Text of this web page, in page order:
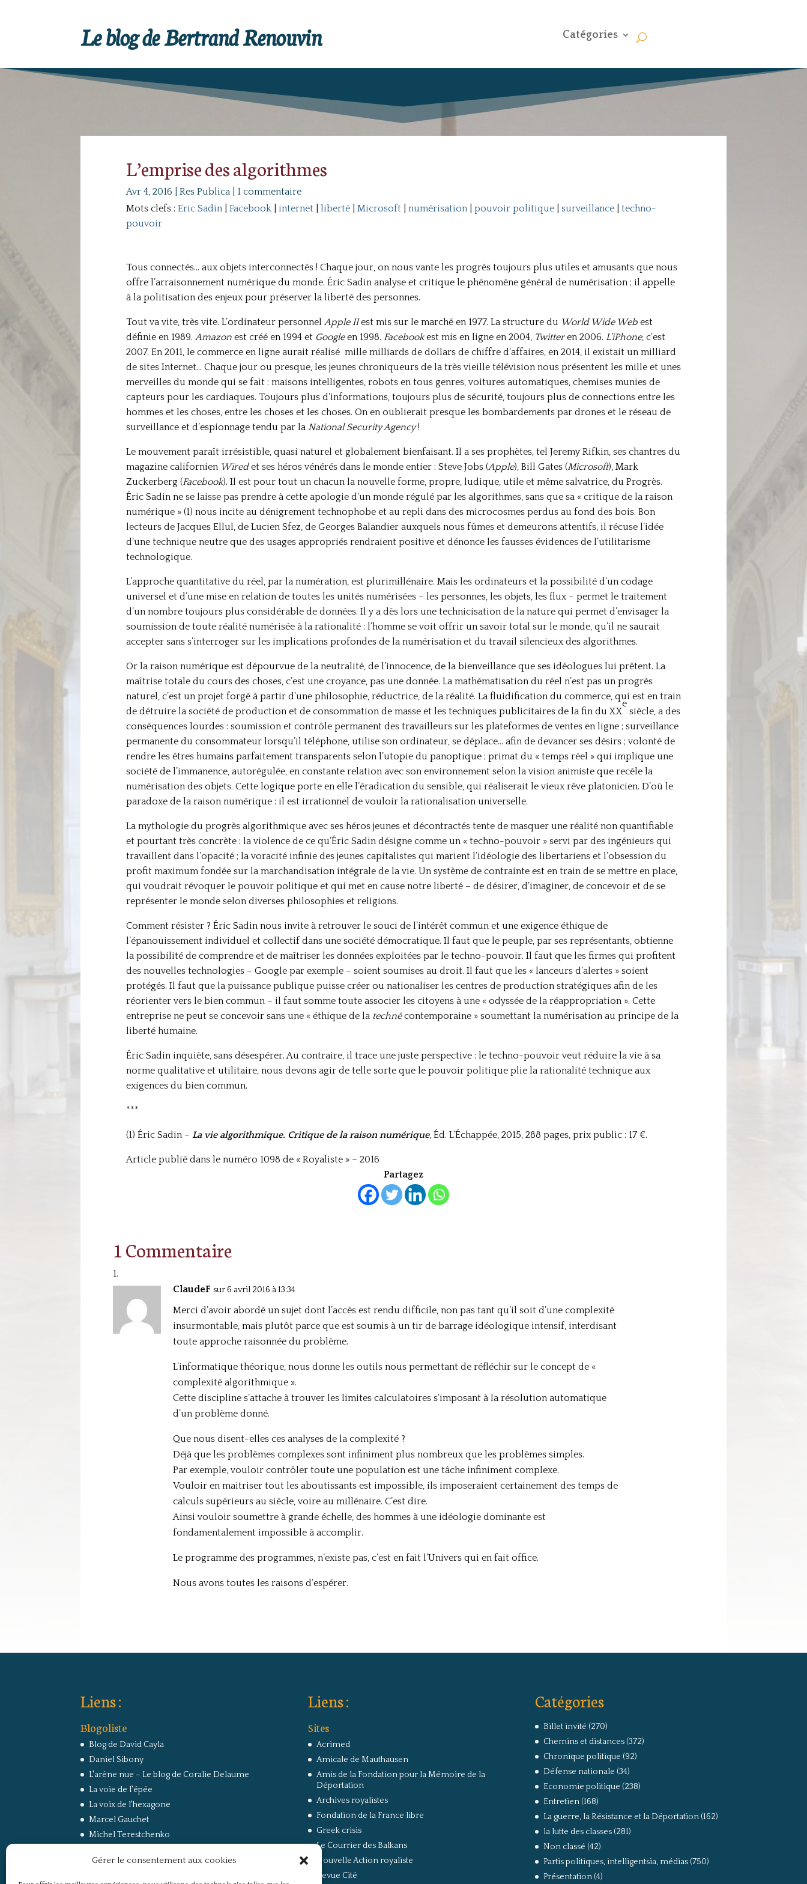
Gérer le consentement aux cookies
Le blog de Bertrand Renouvin Catégories
L’emprise des algorithmes
Avr 4, 2016 Res Publica| 1 commentaire
Mots clefs : Eric Sadin| Facebook| internet| liberté| Microsoft| numérisation| pouvoir politique| surveillance| techno-
pouvoir
Tous connectés… aux objets interconnectés ! Chaque jour, on nous vante les progrès toujours plus utiles et amusants que nous
offre l’arraisonnement numérique du monde. Éric Sadin analyse et critique le phénomène général de numérisation ; il appelle
à la politisation des enjeux pour préserver la liberté des personnes.
Tout va vite, très vite. L’ordinateur personnel Apple IIest mis sur le marché en 1977. La structure du World Wide Webest
définie en 1989. Amazonest créé en 1994 et Googleen 1998. Facebookest mis en ligne en 2004, Twitteren 2006. L’iPhone, c’est
2007. En 2011, le commerce en ligne aurait réalisé mille milliards de dollars de chiffre d’affaires, en 2014, il existait un milliard
de sites Internet… Chaque jour ou presque, les jeunes chroniqueurs de la très vieille télévision nous présentent les mille et unes
merveilles du monde qui se fait : maisons intelligentes, robots en tous genres, voitures automatiques, chemises munies de
capteurs pour les cardiaques. Toujours plus d’informations, toujours plus de sécurité, toujours plus de connections entre les
hommes et les choses, entre les choses et les choses. On en oublierait presque les bombardements par drones et le réseau de
surveillance et d’espionnage tendu par la National Security Agency!
Le mouvement paraît irrésistible, quasi naturel et globalement bienfaisant. Il a ses prophètes, tel Jeremy Rifkin, ses chantres du
magazine californien Wiredet ses héros vénérés dans le monde entier : Steve Jobs (Apple), Bill Gates (Microsoft), Mark
Zuckerberg (Facebook). Il est pour tout un chacun la nouvelle forme, propre, ludique, utile et même salvatrice, du Progrès.
Éric Sadin ne se laisse pas prendre à cette apologie d’un monde régulé par les algorithmes, sans que sa « critique de la raison
numérique » (1) nous incite au dénigrement technophobe et au repli dans des microcosmes perdus au fond des bois. Bon
lecteurs de Jacques Ellul, de Lucien Sfez, de Georges Balandier auxquels nous fûmes et demeurons attentifs, il récuse l’idée
d’une technique neutre que des usages appropriés rendraient positive et dénonce les fausses évidences de l’utilitarisme
technologique.
L’approche quantitative du réel, par la numération, est plurimillénaire. Mais les ordinateurs et la possibilité d’un codage
universel et d’une mise en relation de toutes les unités numérisées – les personnes, les objets, les flux – permet le traitement
d’un nombre toujours plus considérable de données. Il y a dès lors une technicisation de la nature qui permet d’envisager la
soumission de toute réalité numérisée à la rationalité : l’homme se voit offrir un savoir total sur le monde, qu’il ne saurait
accepter sans s’interroger sur les implications profondes de la numérisation et du travail silencieux des algorithmes.
Or la raison numérique est dépourvue de la neutralité, de l’innocence, de la bienveillance que ses idéologues lui prêtent. La
maîtrise totale du cours des choses, c’est une croyance, pas une donnée. La mathématisation du réel n’est pas un progrès
naturel, c’est un projet forgé à partir d’une philosophie, réductrice, de la réalité. La fluidification du commerce, qui est en train
de détruire la société de production et de consommation de masse et les techniques publicitaires de la fin du XX
e
siècle, a des
conséquences lourdes : soumission et contrôle permanent des travailleurs sur les plateformes de ventes en ligne ; surveillance
permanente du consommateur lorsqu’il téléphone, utilise son ordinateur, se déplace… afin de devancer ses désirs ; volonté de
rendre les êtres humains parfaitement transparents selon l’utopie du panoptique ; primat du « temps réel » qui implique une
société de l’immanence, autorégulée, en constante relation avec son environnement selon la vision animiste que recèle la
numérisation des objets. Cette logique porte en elle l’éradication du sensible, qui réaliserait le vieux rêve platonicien. D’où le
paradoxe de la raison numérique : il est irrationnel de vouloir la rationalisation universelle.
La mythologie du progrès algorithmique avec ses héros jeunes et décontractés tente de masquer une réalité non quantifiable
et pourtant très concrète : la violence de ce qu’Éric Sadin désigne comme un « techno-pouvoir » servi par des ingénieurs qui
travaillent dans l’opacité ; la voracité infinie des jeunes capitalistes qui marient l’idéologie des libertariens et l’obsession du
profit maximum fondée sur la marchandisation intégrale de la vie. Un système de contrainte est en train de se mettre en place,
qui voudrait révoquer le pouvoir politique et qui met en cause notre liberté – de désirer, d’imaginer, de concevoir et de se
représenter le monde selon diverses philosophies et religions.
Comment résister ? Éric Sadin nous invite à retrouver le souci de l’intérêt commun et une exigence éthique de
l’épanouissement individuel et collectif dans une société démocratique. Il faut que le peuple, par ses représentants, obtienne
la possibilité de comprendre et de maîtriser les données exploitées par le techno-pouvoir. Il faut que les firmes qui profitent
des nouvelles technologies – Google par exemple – soient soumises au droit. Il faut que les « lanceurs d’alertes » soient
protégés. Il faut que la puissance publique puisse créer ou nationaliser les centres de production stratégiques afin de les
réorienter vers le bien commun – il faut somme toute associer les citoyens à une « odyssée de la réappropriation ». Cette
entreprise ne peut se concevoir sans une « éthique de la technêcontemporaine » soumettant la numérisation au principe de la
liberté humaine.
Éric Sadin inquiète, sans désespérer. Au contraire, il trace une juste perspective : le techno-pouvoir veut réduire la vie à sa
norme qualitative et utilitaire, nous devons agir de telle sorte que le pouvoir politique plie la rationalité technique aux
exigences du bien commun.
***
(1) Éric Sadin – La vie algorithmique. Critique de la raison numérique, Éd. L’Échappée, 2015, 288 pages, prix public : 17 €.
Article publié dans le numéro 1098 de « Royaliste » – 2016
Partagez
1 Commentaire
ClaudeF sur 6 avril 2016 à 13:34
Merci d’avoir abordé un sujet dont l’accès est rendu difficile, non pas tant qu’il soit d’une complexité
insurmontable, mais plutôt parce que est soumis à un tir de barrage idéologique intensif, interdisant
toute approche raisonnée du problème.
L’informatique théorique, nous donne les outils nous permettant de réfléchir sur le concept de «
complexité algorithmique ».
Cette discipline s’attache à trouver les limites calculatoires s’imposant à la résolution automatique
d’un problème donné.
Que nous disent-elles ces analyses de la complexité ?
Déjà que les problèmes complexes sont infiniment plus nombreux que les problèmes simples.
Par exemple, vouloir contrôler toute une population est une tâche infiniment complexe.
Vouloir en maitriser tout les aboutissants est impossible, ils imposeraient certainement des temps de
calculs supérieurs au siècle, voire au millénaire. C’est dire.
Ainsi vouloir soumettre à grande échelle, des hommes à une idéologie dominante est
fondamentalement impossible à accomplir.
Le programme des programmes, n’existe pas, c’est en fait l’Univers qui en fait office.
Nous avons toutes les raisons d’espérer.
Liens :
Blogoliste
Blog de David Cayla
Daniel Sibony
L'arêne nue – Le blog de Coralie Delaume
La voie de l'épée
La voix de l'hexagone
Marcel Gauchet
Michel Terestchenko
RussEurope – Le Carnet de Jacques Sapir sur la
Liens :
Sites
Acrimed
Amicale de Mauthausen
Amis de la Fondation pour la Mémoire de la
Déportation
Archives royalistes
Fondation de la France libre
Greek crisis
Le Courrier des Balkans
Nouvelle Action royaliste
Revue Cité
Catégories
Billet invité (270)
Chemins et distances(372)
Chronique politique (92)
Défense nationale (34)
Economie politique (238)
Entretien(168)
La guerre, la Résistance et la Déportation(162)
la lutte des classes(281)
Non classé (42)
Partis politiques, intelligentsia, médias(750)
Présentation(4)